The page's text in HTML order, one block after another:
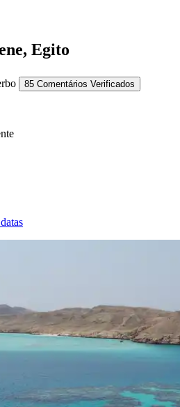
Egito
85 Comentários Verificados